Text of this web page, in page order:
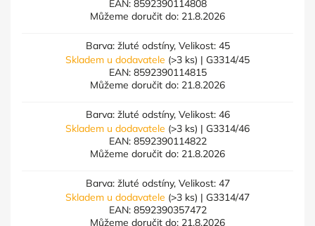
EAN: 8592390114808
Můžeme doručit do: 21.8.2026
Barva: žluté odstíny, Velikost: 45
Skladem u dodavatele (>3 ks) | G3314/45
EAN: 8592390114815
Můžeme doručit do: 21.8.2026
Barva: žluté odstíny, Velikost: 46
Skladem u dodavatele (>3 ks) | G3314/46
EAN: 8592390114822
Můžeme doručit do: 21.8.2026
Barva: žluté odstíny, Velikost: 47
Skladem u dodavatele (>3 ks) | G3314/47
EAN: 8592390357472
Můžeme doručit do: 21.8.2026